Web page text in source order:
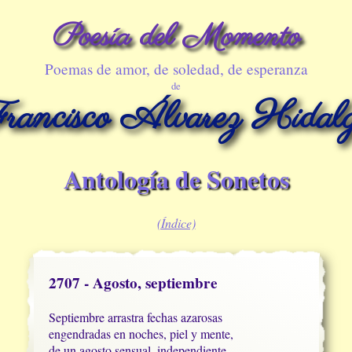
Poesía del Momento
Poemas de amor, de soledad, de esperanza
de
Álvarez
Antología de Sonetos
(Índice)
2707 - Agosto, septiembre
Septiembre arrastra fechas azarosas
engendradas en noches, piel y mente,